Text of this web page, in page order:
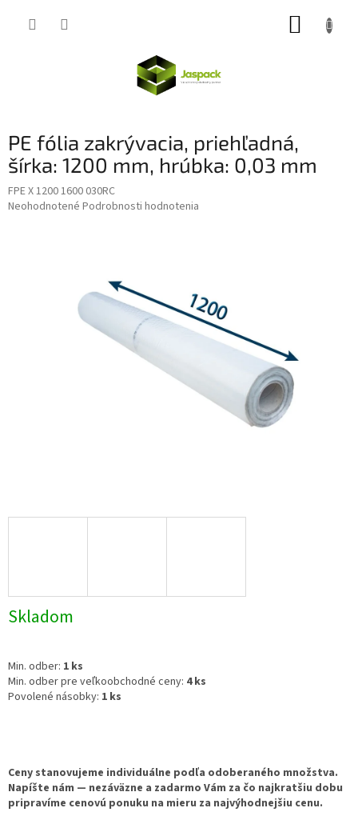
PE fólia zakrývacia, priehľadná,
šírka: 1200 mm, hrúbka: 0,03 mm
FPE X 1200 1600 030RC
Priemerné
Neohodnotené Podrobnosti hodnotenia
Skladom
Min. odber: 1 ks
Min. odber pre veľkoobchodné ceny: 4 ks
Povolené násobky: 1 ks
Ceny stanovujeme individuálne podľa odoberaného množstva.
Napíšte nám — nezáväzne a zadarmo Vám za čo najkratšiu dobu
pripravíme cenovú ponuku na mieru za najvýhodnejšiu cenu.